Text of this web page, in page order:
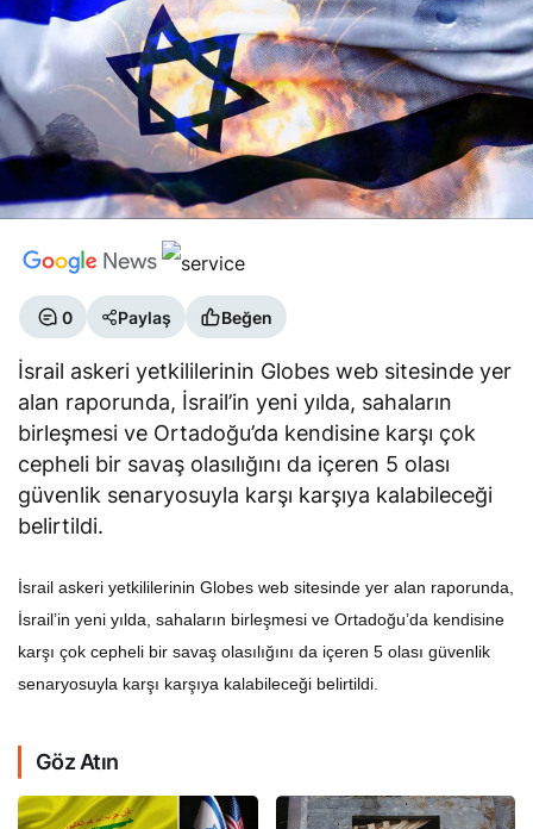
0 Paylaş Beğen
İsrail askeri yetkililerinin Globes web sitesinde yer
alan raporunda, İsrail’in yeni yılda, sahaların
birleşmesi ve Ortadoğu’da kendisine karşı çok
cepheli bir savaş olasılığını da içeren 5 olası
güvenlik senaryosuyla karşı karşıya kalabileceği
belirtildi.
İsrail askeri yetkililerinin Globes web sitesinde yer alan raporunda,
İsrail’in yeni yılda, sahaların birleşmesi ve Ortadoğu’da kendisine
karşı çok cepheli bir savaş olasılığını da içeren 5 olası güvenlik
senaryosuyla karşı karşıya kalabileceği belirtildi.
Göz Atın